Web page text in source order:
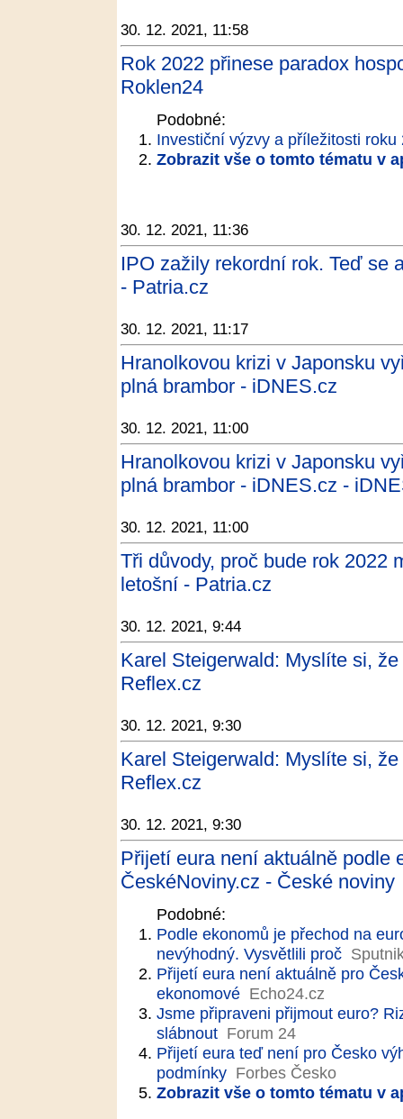
30. 12. 2021, 11:58
Rok 2022 přinese paradox
Roklen24
Podobné:
Investiční výzvy a příležitosti
Zobrazit vše o tomto tématu v
30. 12. 2021, 11:36
IPO zažily rekordní rok. Teď se
- Patria.cz
30. 12. 2021, 11:17
Hranolkovou krizi v Japonsku
plná brambor - iDNES.cz
30. 12. 2021, 11:00
Hranolkovou krizi v Japonsku
plná brambor - iDNES.cz -
30. 12. 2021, 11:00
Tři důvody, proč bude rok 2022
letošní - Patria.cz
30. 12. 2021, 9:44
Karel Steigerwald: Myslíte si,
Reflex.cz
30. 12. 2021, 9:30
Karel Steigerwald: Myslíte si,
Reflex.cz
30. 12. 2021, 9:30
Přijetí eura není aktuálně podle
ČeskéNoviny.cz - České noviny
Podobné:
Podle ekonomů je přechod na
nevýhodný. Vysvětlili proč
Přijetí eura není aktuálně pro
ekonomové Echo24.cz
Jsme připraveni přijmout euro?
slábnout Forum 24
Přijetí eura teď není pro Česko
podmínky Forbes Česko
Zobrazit vše o tomto tématu v